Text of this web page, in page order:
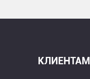
КЛИЕНТАМ